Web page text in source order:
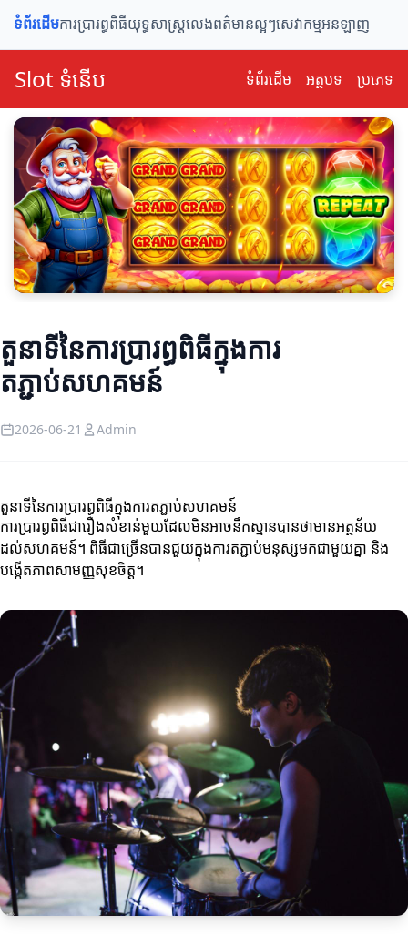
ទំព័រដើមការប្រារព្ធពិធីយុទ្ធសាស្ត្រលេងពត៌មានល្អៗសេវាកម្មអនឡាញ
Slot ទំនើប ទំព័រ​ដើម អត្ថបទ ប្រភេទ
តួនាទីនៃការប្រារព្ធពិធីក្នុងការ
តភ្ជាប់សហគមន៍
2026-06-21 Admin
តួនាទីនៃការប្រារព្ធពិធីក្នុងការតភ្ជាប់សហគមន៍
ការប្រារព្ធពិធីជារឿងសំខាន់មួយដែលមិនអាចនឹកស្មានបានថាមានអត្ថន័យ
ដល់សហគមន៍។ ពិធីជាច្រើនបានជួយក្នុងការតភ្ជាប់មនុស្សមកជាមួយគ្នា និង
បង្កើតភាពសាមញ្ញសុខចិត្ត។